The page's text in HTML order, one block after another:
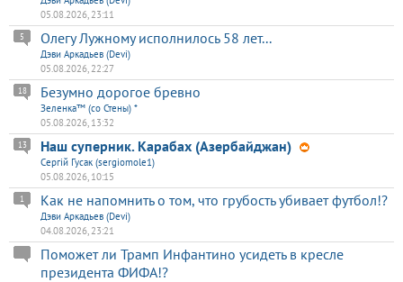
05.08.2026, 23:11
Олегу Лужному исполнилось 58 лет...
5
Дэви Аркадьев (Devi)
05.08.2026, 22:27
Безумно дорогое бревно
18
Зеленка™ (со Стены) *
05.08.2026, 13:32
Наш суперник. Карабах (Азербайджан)
13
Сергій Гусак (sergiomole1)
05.08.2026, 10:15
Как не напомнить о том, что грубость убивает футбол!?
1
Дэви Аркадьев (Devi)
04.08.2026, 23:21
Поможет ли Трамп Инфантино усидеть в кресле
президента ФИФА!?